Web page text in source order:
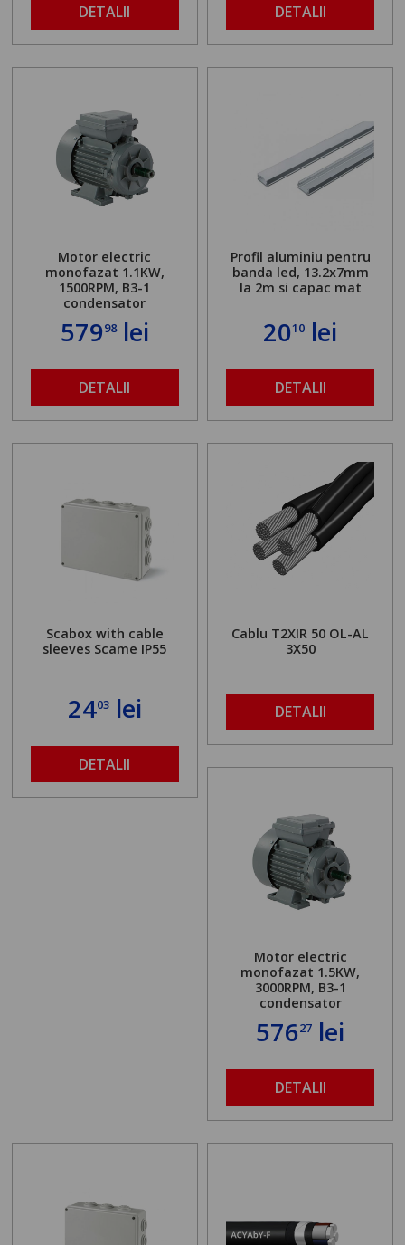
DETALII DETALII
Motor electric
monofazat 1.1KW,
1500RPM, B3-1
condensator
57998lei
DETALII
Profil aluminiu pentru
banda led, 13.2x7mm
la 2m si capac mat
2010 lei
DETALII
Scabox with cable
sleeves Scame IP55
2403lei
DETALII
Cablu T2XIR 50 OL-AL
3X50
DETALII
Motor electric
monofazat 1.5KW,
3000RPM, B3-1
condensator
57627 lei
DETALII